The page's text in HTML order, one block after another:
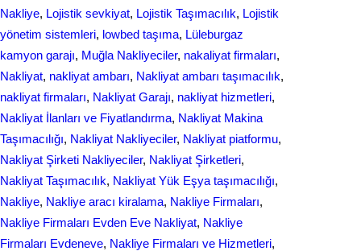
Nakliye, Lojistik sevkiyat, Lojistik Taşımacılık, Lojistik
yönetim sistemleri, lowbed taşıma, Lüleburgaz
kamyon garajı, Muğla Nakliyeciler, nakaliyat firmaları
Nakliyat, nakliyat ambarı, Nakliyat ambarı taşımacılık
nakliyat firmaları, Nakliyat Garajı, nakliyat hizmetleri
Nakliyat İlanları ve Fiyatlandırma, Nakliyat Makina
Taşımacılığı, Nakliyat Nakliyeciler, Nakliyat piatformu
Nakliyat Şirketi Nakliyeciler, Nakliyat Şirketleri
Nakliyat Taşımacılık, Nakliyat Yük Eşya taşımacılığı
Nakliye, Nakliye aracı kiralama, Nakliye Firmaları
Nakliye Firmaları Evden Eve Nakliyat, Nakliye
Firmaları Evdeneve, Nakliye Firmaları ve Hizmetleri